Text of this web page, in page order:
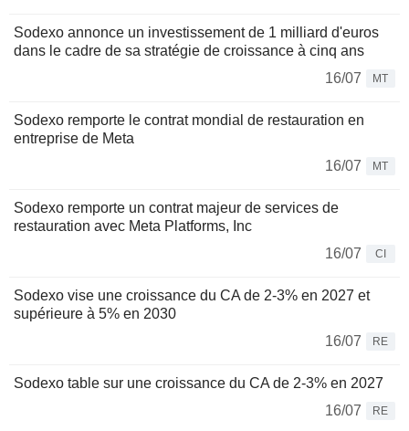
Sodexo annonce un investissement de 1 milliard d'euros
dans le cadre de sa stratégie de croissance à cinq ans
16/07
MT
Sodexo remporte le contrat mondial de restauration en
entreprise de Meta
16/07
MT
Sodexo remporte un contrat majeur de services de
restauration avec Meta Platforms, Inc
16/07
CI
Sodexo vise une croissance du CA de 2-3% en 2027 et
supérieure à 5% en 2030
16/07
RE
Sodexo table sur une croissance du CA de 2-3% en 2027
16/07
RE